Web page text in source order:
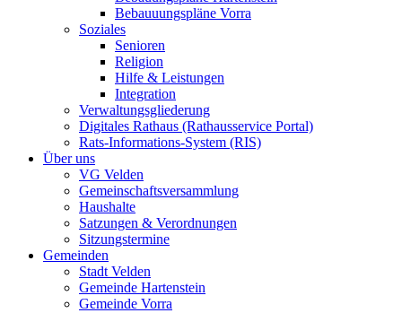
Bebauuungspläne Vorra
Soziales
Senioren
Religion
Hilfe & Leistungen
Integration
Verwaltungsgliederung
Digitales Rathaus (Rathausservice Portal)
Rats-Informations-System (RIS)
Über uns
VG Velden
Gemeinschaftsversammlung
Haushalte
Satzungen & Verordnungen
Sitzungstermine
Gemeinden
Stadt Velden
Gemeinde Hartenstein
Gemeinde Vorra